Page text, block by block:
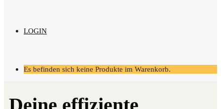
LOGIN
Es befinden sich keine Produkte im Warenkorb.